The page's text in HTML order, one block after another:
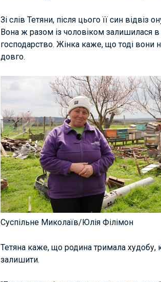
Зі слів Тетяни, після цього її син відвіз
Вона ж разом із чоловіком залишилася в
господарство. Жінка каже, що тоді вони
довго.
Суспільне Миколаїв/Юлія Філімон
Тетяна каже, що родина тримала худобу,
залишити.